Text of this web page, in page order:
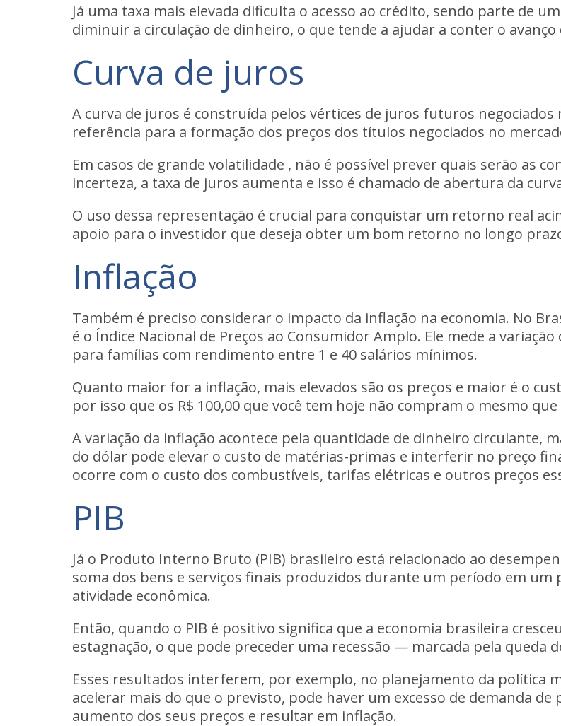
Já uma taxa mais elevada dificulta o acesso ao crédito, sendo parte de
diminuir a circulação de dinheiro, o que tende a ajudar a conter o avanço
Curva de juros
A curva de juros é construída pelos vértices de juros futuros negociados
referência para a formação dos preços dos títulos negociados no
Em casos de grande volatilidade , não é possível prever quais serão as
incerteza, a taxa de juros aumenta e isso é chamado de abertura da
O uso dessa representação é crucial para conquistar um retorno real
apoio para o investidor que deseja obter um bom retorno no longo
Inflação
Também é preciso considerar o impacto da inflação na economia. No
é o Índice Nacional de Preços ao Consumidor Amplo. Ele mede a
para famílias com rendimento entre 1 e 40 salários mínimos.
Quanto maior for a inflação, mais elevados são os preços e maior é o
por isso que os R$ 100,00 que você tem hoje não compram o mesmo
A variação da inflação acontece pela quantidade de dinheiro circulante,
do dólar pode elevar o custo de matérias-primas e interferir no preço
ocorre com o custo dos combustíveis, tarifas elétricas e outros preços
PIB
Já o Produto Interno Bruto (PIB) brasileiro está relacionado ao
soma dos bens e serviços finais produzidos durante um período em
atividade econômica.
Então, quando o PIB é positivo significa que a economia brasileira
estagnação, o que pode preceder uma recessão — marcada pela queda
Esses resultados interferem, por exemplo, no planejamento da política
acelerar mais do que o previsto, pode haver um excesso de demanda
aumento dos seus preços e resultar em inflação.